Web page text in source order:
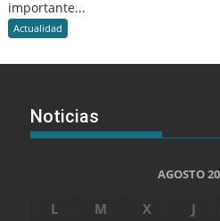
importante...
Actualidad
Noticias
AGOSTO
L M X J